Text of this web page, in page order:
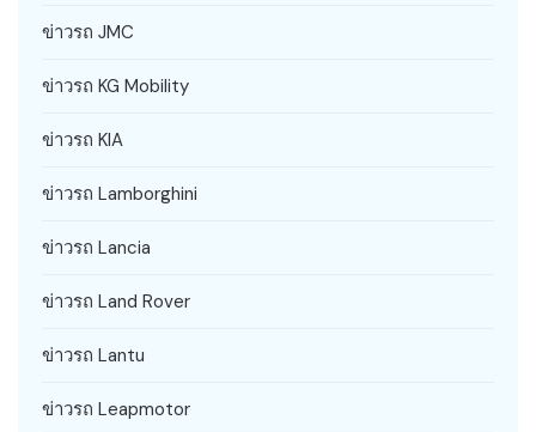
ข่าวรถ JMC
ข่าวรถ KG Mobility
ข่าวรถ KIA
ข่าวรถ Lamborghini
ข่าวรถ Lancia
ข่าวรถ Land Rover
ข่าวรถ Lantu
ข่าวรถ Leapmotor